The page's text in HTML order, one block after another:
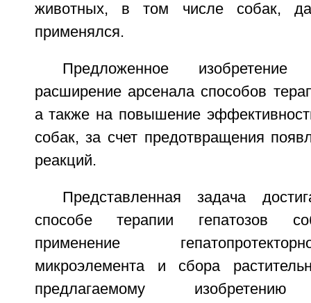
животных, в том числе собак,
применялся.
Предложенное
расширение арсенала способов
а также на повышение
собак, за счет предотвращения
реакций.
Представленная задача
способе терапии гепатозов
применение
микроэлемента и сбора
предлагаемому